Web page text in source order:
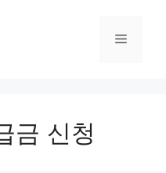
Menu
금 신청